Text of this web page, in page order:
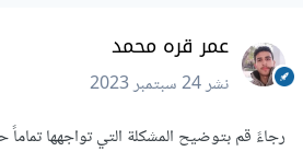
عمر قره محمد
نشر24 سبتمبر 2023
رجاءً قم بتوضيح المشكلة التي تواجهها